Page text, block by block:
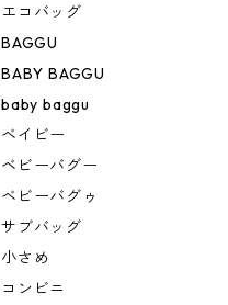
エコバッグ
BAGGU
BABY BAGGU
baby baggu
ベイビー
ベビーバグー
ベビーバグゥ
サブバッグ
小さめ
コンビニ